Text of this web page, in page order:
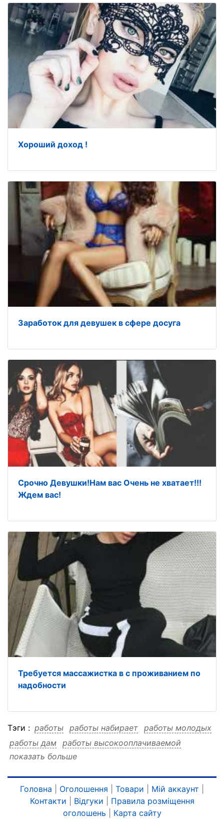
Хороший доход !
Заработок для девушек в сфере досуга
Срочно Девушки!Нам вас Очень не хватает!!!
Ждем вас!
Требуется массажистка в с проживанием по
надобности
Тэги : работы работы набирает работы молодых
работы дам работы высокооплачиваемой
работы агенство
работы агенство высокооплачиваемой
набирает
набирает работы набирает молодых
набирает дам
набирает высокооплачиваемой
показать больше
Головна Оголошення Товари Мій аккаунт
Контакти
Відгуки
Правила розміщення
оголошень
Карта сайту